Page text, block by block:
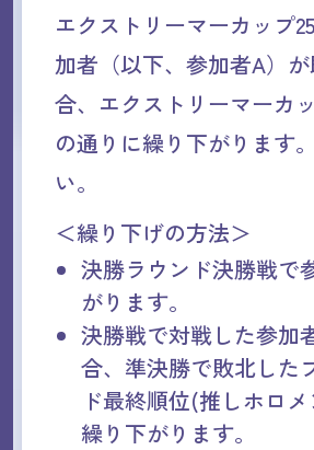
エクストリーマーカップ
加者（以下、参加者A）
合、エクストリーマーカ
の通りに繰り下がります
い。
＜繰り下げの方法＞
決勝ラウンド決勝戦で
がります。
決勝戦で対戦した参加
合、準決勝で敗北した
ド最終順位(推しホロ
繰り下がります。